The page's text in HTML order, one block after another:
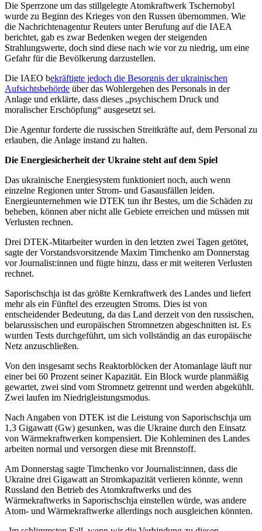
Die Sperrzone um das stillgelegte Atomkraftwerk Tschernobyl
wurde zu Beginn des Krieges von den Russen übernommen. Wie
die Nachrichtenagentur Reuters unter Berufung auf die IAEA
berichtet, gab es zwar Bedenken wegen der steigenden
Strahlungswerte, doch sind diese nach wie vor zu niedrig, um eine
Gefahr für die Bevölkerung darzustellen.
Die IAEO bekräftigte jedoch die Besorgnis der ukrainischen
Aufsichtsbehörde über das Wohlergehen des Personals in der
Anlage und erklärte, dass dieses „psychischem Druck und
moralischer Erschöpfung“ ausgesetzt sei.
Die Agentur forderte die russischen Streitkräfte auf, dem Personal zu
erlauben, die Anlage instand zu halten.
Die Energiesicherheit der Ukraine steht auf dem Spiel
Das ukrainische Energiesystem funktioniert noch, auch wenn
einzelne Regionen unter Strom- und Gasausfällen leiden.
Energieunternehmen wie DTEK tun ihr Bestes, um die Schäden zu
beheben, können aber nicht alle Gebiete erreichen und müssen mit
Verlusten rechnen.
Drei DTEK-Mitarbeiter wurden in den letzten zwei Tagen getötet,
sagte der Vorstandsvorsitzende Maxim Timchenko am Donnerstag
vor Journalist:innen und fügte hinzu, dass er mit weiteren Verlusten
rechnet.
Saporischschja ist das größte Kernkraftwerk des Landes und liefert
mehr als ein Fünftel des erzeugten Stroms. Dies ist von
entscheidender Bedeutung, da das Land derzeit von den russischen,
belarussischen und europäischen Stromnetzen abgeschnitten ist. Es
wurden Tests durchgeführt, um sich vollständig an das europäische
Netz anzuschließen.
Von den insgesamt sechs Reaktorblöcken der Atomanlage läuft nur
einer bei 60 Prozent seiner Kapazität. Ein Block wurde planmäßig
gewartet, zwei sind vom Stromnetz getrennt und werden abgekühlt.
Zwei laufen im Niedrigleistungsmodus.
Nach Angaben von DTEK ist die Leistung von Saporischschja um
1,3 Gigawatt (Gw) gesunken, was die Ukraine durch den Einsatz
von Wärmekraftwerken kompensiert. Die Kohleminen des Landes
arbeiten normal und versorgen diese mit Brennstoff.
Am Donnerstag sagte Timchenko vor Journalist:innen, dass die
Ukraine drei Gigawatt an Stromkapazität verlieren könnte, wenn
Russland den Betrieb des Atomkraftwerks und des
Wärmekraftwerks in Saporischschja einstellen würde, was andere
Atom- und Wärmekraftwerke allerdings noch ausgleichen könnten.